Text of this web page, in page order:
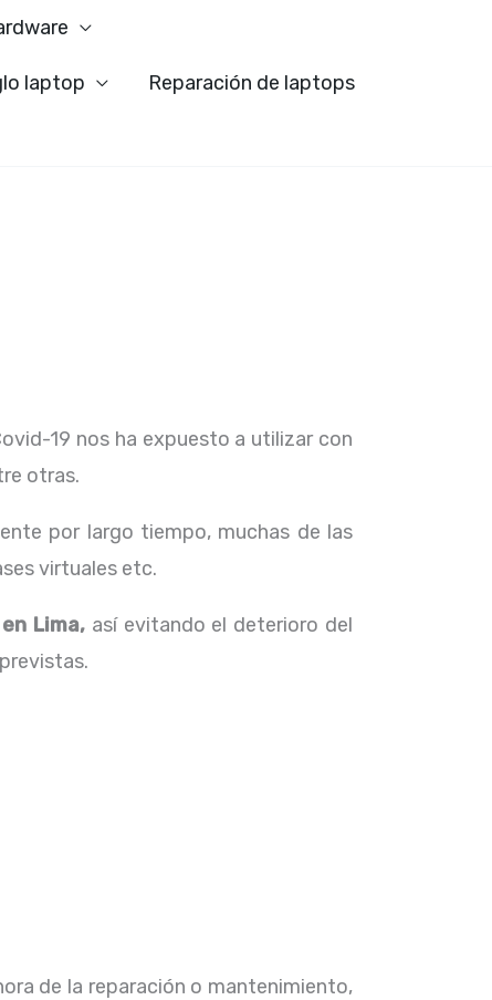
laptop Reparación de laptops
19 nos ha expuesto a utilizar con
otras.
por largo tiempo, muchas de las
virtuales etc.
Lima, así evitando el deterioro del
de la reparación o mantenimiento,